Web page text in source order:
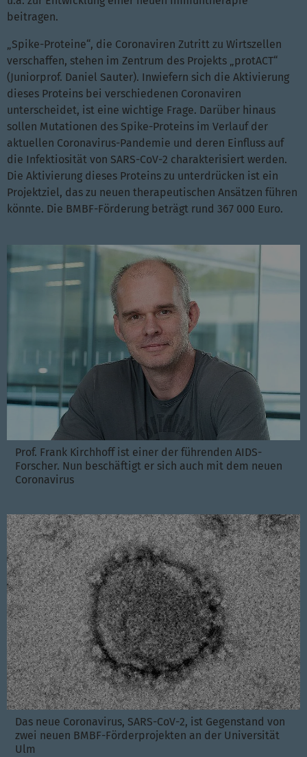
beitragen.
„Spike-Proteine“, die Coronaviren Zutritt zu Wirtszellen
verschaffen, stehen im Zentrum des Projekts „protACT“
(Juniorprof. Daniel Sauter). Inwiefern sich die Aktivierung
dieses Proteins bei verschiedenen Coronaviren
unterscheidet, ist eine wichtige Frage. Darüber hinaus
sollen Mutationen des Spike-Proteins im Verlauf der
aktuellen Coronavirus-Pandemie und deren Einfluss auf
die Infektiosität von SARS-CoV-2 charakterisiert werden.
Die Aktivierung dieses Proteins zu unterdrücken ist ein
Projektziel, das zu neuen therapeutischen Ansätzen führen
könnte. Die BMBF-Förderung beträgt rund 367 000 Euro.
Prof. Frank Kirchhoff ist einer der führenden AIDS-
Forscher. Nun beschäftigt er sich auch mit dem neuen
Coronavirus
Das neue Coronavirus, SARS-CoV-2, ist Gegenstand von
zwei neuen BMBF-Förderprojekten an der Universität
Ulm